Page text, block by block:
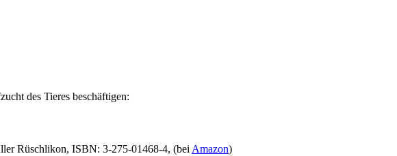
des Tieres beschäftigen:
Rüschlikon, ISBN: 3-275-01468-4, (bei Amazon)